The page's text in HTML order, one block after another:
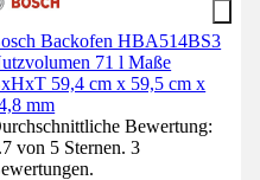
Backofen HBA514BS3
71 l Maße
59,4 cm x 59,5 cm x
mm
Bewertung:
von 5 Sternen. 3